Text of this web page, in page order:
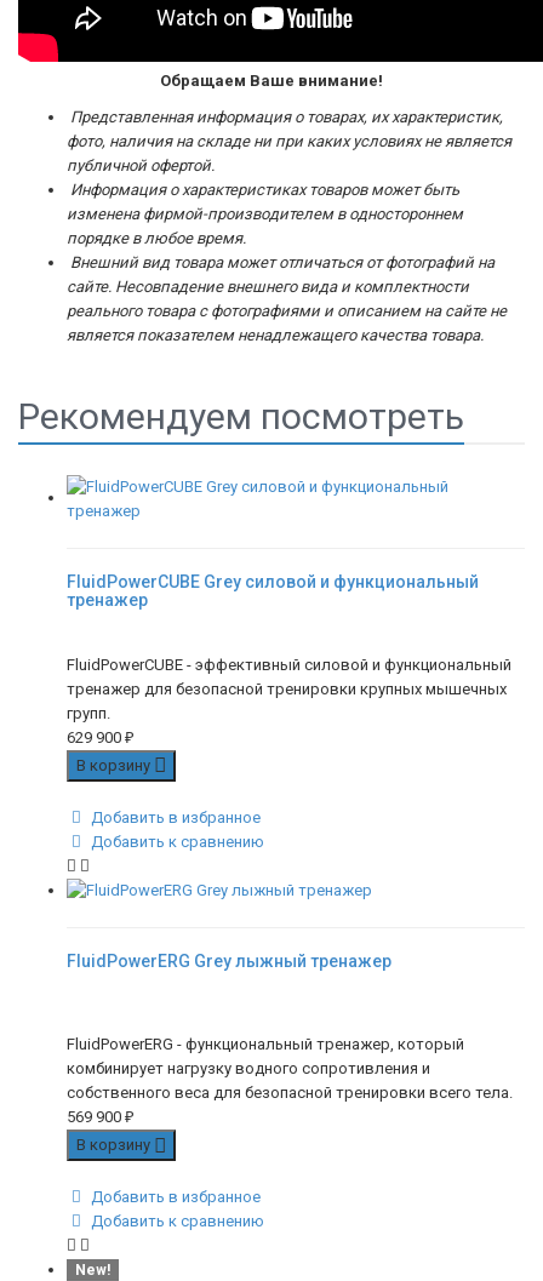
Обращаем Ваше внимание!
Представленная информация о товарах, их характеристик,
фото, наличия на складе ни при каких условиях не является
публичной офертой.
Информация о характеристиках товаров может быть
изменена фирмой-производителем в одностороннем
порядке в любое время.
Внешний вид товара может отличаться от фотографий на
сайте. Несовпадение внешнего вида и комплектности
реального товара с фотографиями и описанием на сайте не
является показателем ненадлежащего качества товара.
Рекомендуем посмотреть
FluidPowerCUBE Grey силовой и функциональный
тренажер
FluidPowerCUBE - эффективный силовой и функциональный
тренажер для безопасной тренировки крупных мышечных
групп.
629 900 ₽
В корзину
Добавить в избранное
Добавить к сравнению
FluidPowerERG Grey лыжный тренажер
FluidPowerERG - функциональный тренажер, который
комбинирует нагрузку водного сопротивления и
собственного веса для безопасной тренировки всего тела.
569 900 ₽
В корзину
Добавить в избранное
Добавить к сравнению
New!